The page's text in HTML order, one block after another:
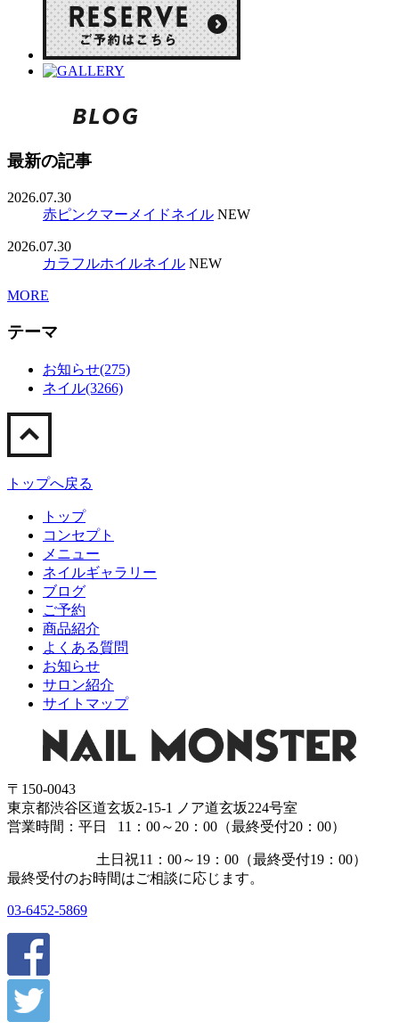
最新の記事
2026.07.30
赤ピンクマーメイドネイル NEW
2026.07.30
カラフルホイルネイル NEW
MORE
テーマ
お知らせ(275)
ネイル(3266)
トップへ戻る
トップ
コンセプト
メニュー
ネイルギャラリー
ブログ
ご予約
商品紹介
よくある質問
お知らせ
サロン紹介
サイトマップ
〒150-0043
東京都渋谷区道玄坂2-15-1 ノア道玄坂224号室
営業時間：平日 11：00～20：00（最終受付20：00）
土日祝11：00～19：00（最終受付19：00）
最終受付のお時間はご相談に応じます。
03-6452-5869